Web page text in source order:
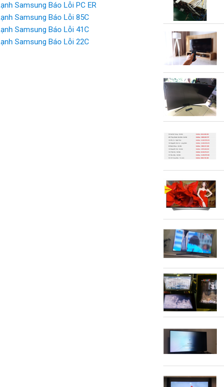
Samsung Báo Lỗi PC ER
Samsung Báo Lỗi 85C
Samsung Báo Lỗi 41C
Samsung Báo Lỗi 22C